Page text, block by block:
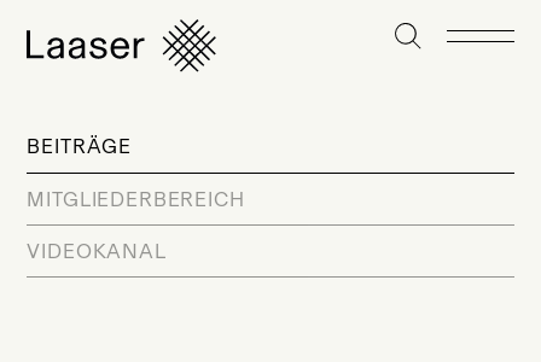
BEITRÄGE
MITGLIEDERBEREICH
VIDEOKANAL